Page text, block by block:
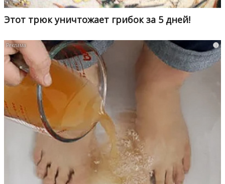
Этот трюк уничтожает грибок за 5 дней!
i